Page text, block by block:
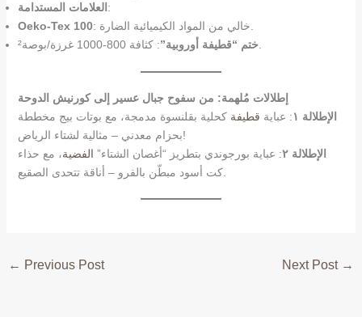
العلامات المستدامة :
Oeko-Tex 100
: خالي من المواد الكيميائية الضارة.
ختم “قطيفة أوروبية”: كثافة 800-1000 غرزة/بوصة².
إطلالات مُلهمة: من سفوح جبال عسير إلى كورنيش الدوحة
الإطلالة ١
: عباية قطيفةكحلية بقلنسوة مدمجة، مع بوتات بيج مخططة
بحزام معدني – مثالية لشتاء الرياض!
الإطلالة ٢ : عباية بورجوندي بتطريز “أغصان الشتاء” الفضية، مع حذاء
كت أسود مبطّن بالفرو – أناقة تتحدى الصقيع.
← Previous Post Next Post →